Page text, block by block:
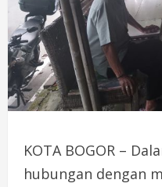
KOTA BOGOR –
hubungan dengan